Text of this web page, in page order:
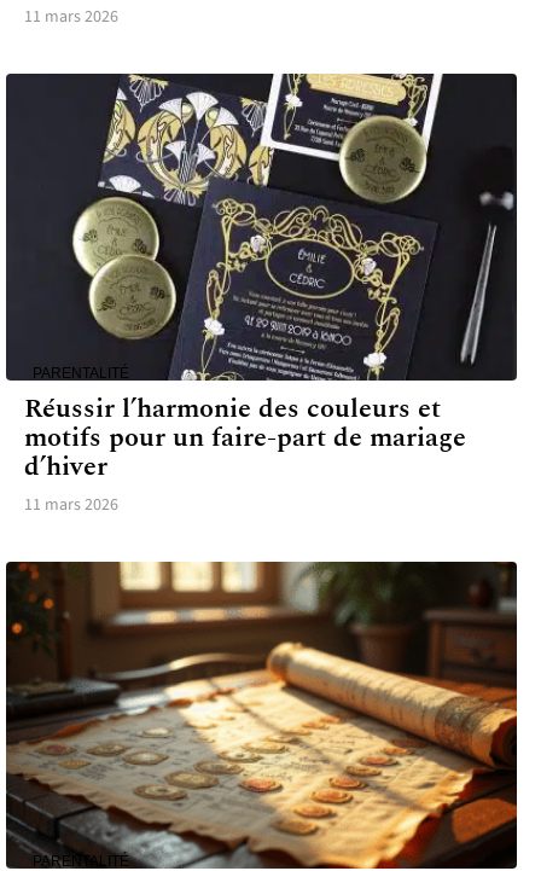
11 mars 2026
PARENTALITÉ
Réussir l’harmonie des couleurs et
motifs pour un faire-part de mariage
d’hiver
11 mars 2026
PARENTALITÉ